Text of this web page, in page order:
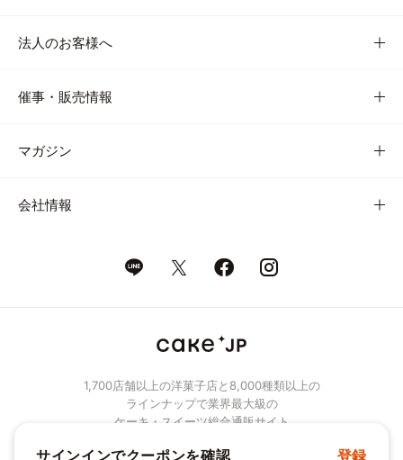
法人のお客様へ
催事・販売情報
マガジン
会社情報
1,700店舗以上の洋菓子店と8,000種類以上の
ラインナップで業界最大級の
ケーキ・スイーツ総合通販サイト
© Cake.jp Co., Ltd.
サインインでクーポンを確認 登録